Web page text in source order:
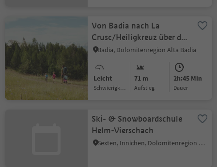
Von Badia nach La
Crusc/Heiligkreuz über die
Armentara Wiesen
Badia, Dolomitenregion Alta Badia
Leicht
Schwierigkeitsgrad
71 m
Aufstieg
2h:45 Min
Dauer
Ski- & Snowboardschule
Helm-Vierschach
Sexten, Innichen, Dolomitenregion 3 Zinnen